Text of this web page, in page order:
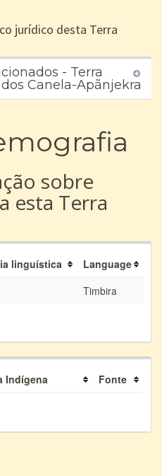
jurídico desta Terra
- Terra
Canela-Apãnjekra
sobre
esta Terra
linguística
Language
Timbira
Indígena Fonte